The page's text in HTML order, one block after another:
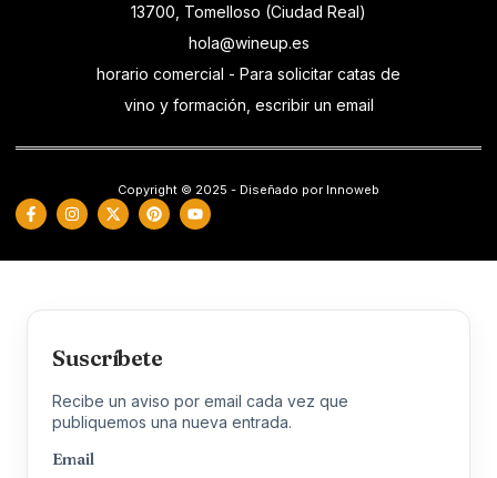
13700, Tomelloso (Ciudad Real)
hola@wineup.es
horario comercial - Para solicitar catas de
vino y formación, escribir un email
Copyright © 2025 - Diseñado por Innoweb
Suscríbete
Recibe un aviso por email cada vez que
publiquemos una nueva entrada.
Email